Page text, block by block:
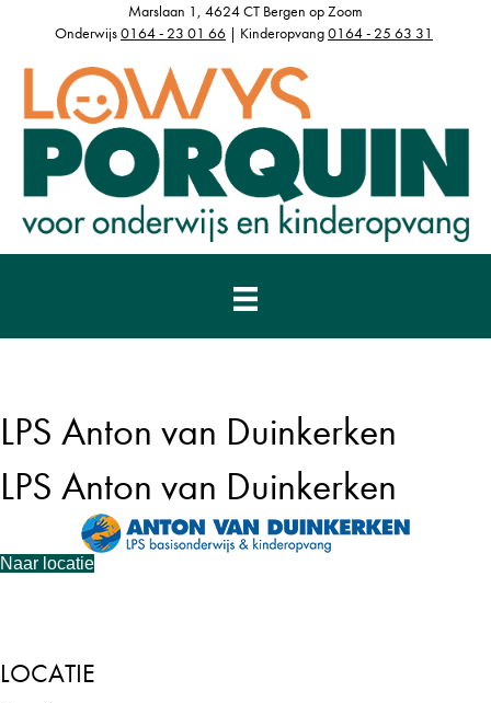
Marslaan 1, 4624 CT Bergen op Zoom
Onderwijs0164 - 23 01 66 | Kinderopvang0164 - 25 63 31
LPS Anton van Duinkerken
LPS Anton van Duinkerken
Naar locatie
LOCATIE